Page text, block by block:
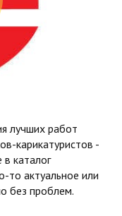
лучших работ
карикатуристов -
каталог
то актуальное или
без проблем.